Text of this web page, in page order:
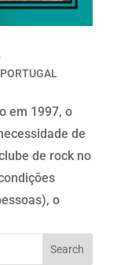
em 1997, o
de
de rock no
o